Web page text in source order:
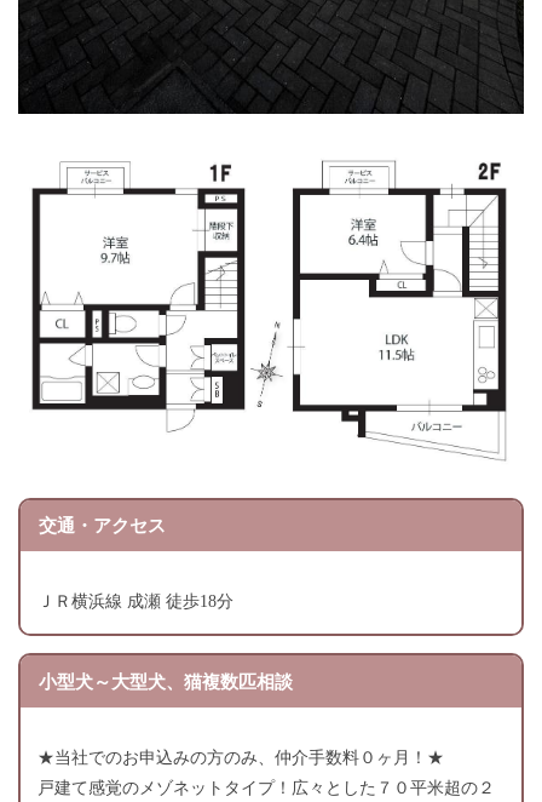
交通・アクセス
ＪＲ横浜線 成瀬 徒歩18分
小型犬～大型犬、猫複数匹相談
★当社でのお申込みの方のみ、仲介手数料０ヶ月！★
戸建て感覚のメゾネットタイプ！広々とした７０平米超の２